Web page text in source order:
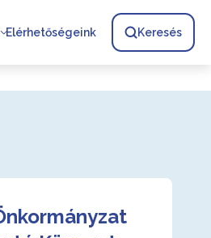
Elérhetőségeink Keresés